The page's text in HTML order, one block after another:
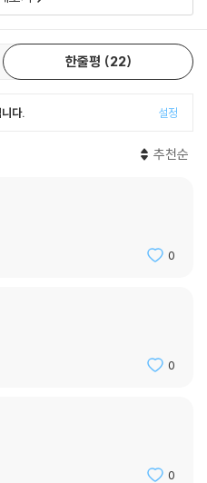
양한 저작에 대한 번역 출판과 기
. 『실마릴리온』, 『후린의 아이들』,
끝나지 않은 이야기들』은 톨킨의 여
한줄평 22
다. 설정
추천순
0
0
0